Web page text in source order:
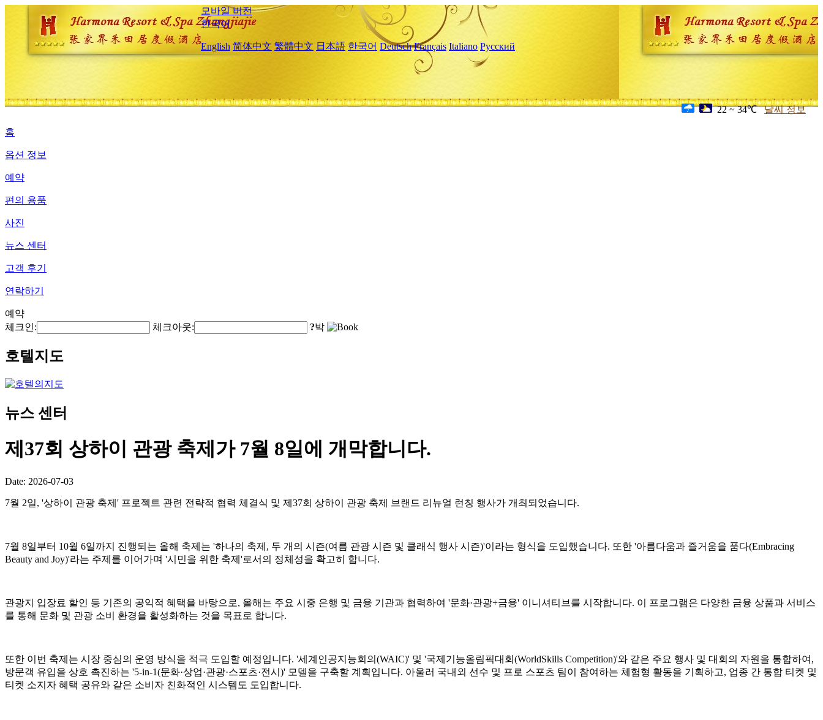
모바일 버전
한국어
English 简体中文 繁體中文 日本語 한국어 Deutsch Français Italiano Русский
22 ~ 34℃ 날씨 정보
홈
옵션 정보
예약
편의 용품
사진
뉴스 센터
고객 후기
연락하기
예약
체크인:
체크아웃: ?박
호텔지도
뉴스 센터
제37회 상하이 관광 축제가 7월 8일에 개막합니다.
Date: 2026-07-03
7월 2일, '상하이 관광 축제' 프로젝트 관련 전략적 협력 체결식 및 제37회 상하이 관광 축제 브랜드 리뉴얼 런칭 행사가 개최되었습니다.
7월 8일부터 10월 6일까지 진행되는 올해 축제는 '하나의 축제, 두 개의 시즌(여름 관광 시즌 및 클래식 행사 시즌)'이라는 형식을 도입했습니다. 또한 '아름다움과 즐거움을 품다(Embracing
Beauty and Joy)'라는 주제를 이어가며 '시민을 위한 축제'로서의 정체성을 확고히 합니다.
관광지 입장료 할인 등 기존의 공익적 혜택을 바탕으로, 올해는 주요 시중 은행 및 금융 기관과 협력하여 '문화·관광+금융' 이니셔티브를 시작합니다. 이 프로그램은 다양한 금융 상품과 서비스
를 통해 문화 및 관광 소비 환경을 활성화하는 것을 목표로 합니다.
또한 이번 축제는 시장 중심의 운영 방식을 적극 도입할 예정입니다. '세계인공지능회의(WAIC)' 및 '국제기능올림픽대회(WorldSkills Competition)'와 같은 주요 행사 및 대회의 자원을 통합하여,
방문객 유입을 상호 촉진하는 '5-in-1(문화·상업·관광·스포츠·전시)' 모델을 구축할 계획입니다. 아울러 국내외 선수 및 프로 스포츠 팀이 참여하는 체험형 활동을 기획하고, 업종 간 통합 티켓 및
티켓 소지자 혜택 공유와 같은 소비자 친화적인 시스템도 도입합니다.